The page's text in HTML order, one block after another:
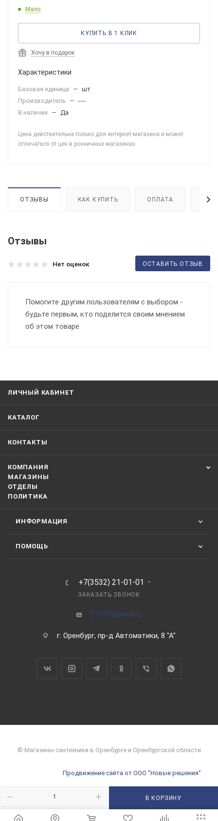
Мало
В КОРЗИНУ
КУПИТЬ В 1 КЛИК
Хочу в подарок
Характеристики
Базовая единица — шт
Производитель
— ----
В наличии
— Да
Цена действительна только для интернет-магазина и может
отличаться от цен в розничных магазинах
ОТЗЫВЫ КАК КУПИТЬ ОПЛАТА
Отзывы
Нет оценок ОСТАВИТЬ ОТЗЫВ
Помогите другим пользователям с выбором -
будьте первым, кто поделится своим мнением
об этом товаре
ЛИЧНЫЙ КАБИНЕТ
КАТАЛОГ
КОНТАКТЫ
КОМПАНИЯ
МАГАЗИНЫ
ОТДЕЛЫ
ПОЛИТИКА
ИНФОРМАЦИЯ
ПОМОЩЬ
+7(3532) 21-01-01
ЗАКАЗАТЬ ЗВОНОК
210101@mail.ru
г. Оренбург, пр-д Автоматики, 8 "А"
© Магазины сантехники в Оренбурге и Оренбургской области
Продвижение сайта от ООО "Новые решения"